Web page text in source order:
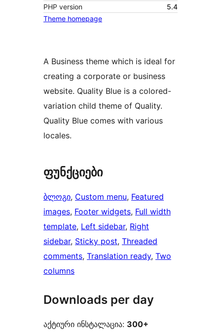
PHP version
5.4
Theme homepage
A Business theme which is ideal for
creating a corporate or business
website. Quality Blue is a colored-
variation child theme of Quality.
Quality Blue comes with various
locales.
ფუნქციები
ბლოგი, Custom menu, Featured
images, Footer widgets, Full width
template, Left sidebar, Right
sidebar, Sticky post, Threaded
comments, Translation ready, Two
columns
Downloads per day
აქტიური ინსტალაცია: 300+